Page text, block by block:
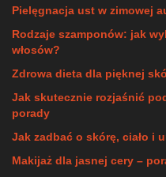
Pielęgnacja ust w zimowej
Rodzaje szamponów: jak
włosów?
Zdrowa dieta dla pięknej
Jak skutecznie rozjaśnić
porady
Jak zadbać o skórę, ciało i
Makijaż dla jasnej cery –